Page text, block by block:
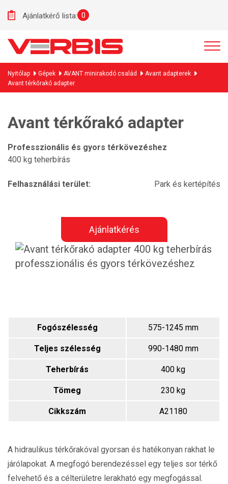
Ajánlatkérő lista: 0
Nyitólap Gépek AVANT minirakodó család
Avant adapterek
Avant térkőrakó adapter
Avant térkőrakó adapter
Professzionális és gyors térkövezéshez
400 kg teherbírás
Felhasználási terület: Park és kertépítés
Ajánlatkérés
Fogószélesség 575-1245 mm
Teljes szélesség 990-1480 mm
Teherbírás 400 kg
Tömeg 230 kg
Cikkszám A21180
A hidraulikus térkőrakóval gyorsan és hatékonyan rakhat le
járólapokat. A megfogó berendezéssel egy teljes sor térkő
felvehető és a célterületre lerakható egy megfogással.